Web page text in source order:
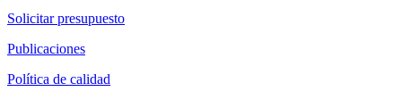
Solicitar presupuesto
Publicaciones
Política de calidad